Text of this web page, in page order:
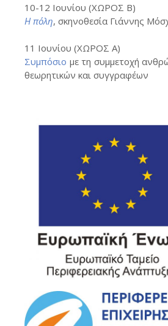
10-12 Ιουνίου (ΧΩΡΟΣ Β)
Η πόλη, σκηνοθεσία Γιάννης
11 Ιουνίου (ΧΩΡΟΣ Α)
Συμπόσιο με τη συμμετοχή
θεωρητικών και συγγραφέων